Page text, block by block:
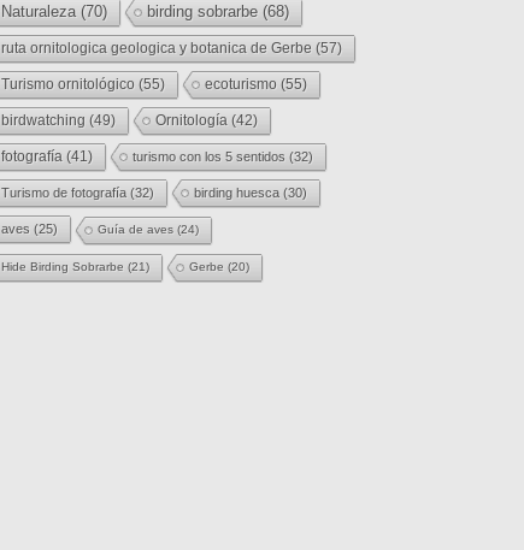
Naturaleza(70) birding sobrarbe(68)
ruta ornitologica geologica y botanica de Gerbe (57)
Turismo ornitológico (55) ecoturismo (55)
birdwatching (49) Ornitología (42)
fotografía (41) turismo con los 5 sentidos (32)
Turismo de fotografía(32) birding huesca(30)
aves (25) Guía de aves(24)
Hide Birding Sobrarbe (21) Gerbe (20)